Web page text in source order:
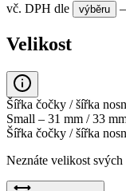
vč. DPH dle výběru
Velikost
Šířka čočky / šířka
Small – 31 mm / 33
Šířka čočky / šířka
Neznáte velikost svých